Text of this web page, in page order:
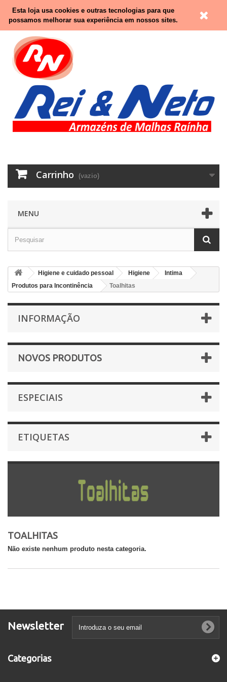
Contacte-nos
Carrinho (vazio)
MENU
Higiene e cuidado pessoal Higiene
Intima
Produtos para Incontinência
Toalhitas
INFORMAÇÃO
NOVOS PRODUTOS
ESPECIAIS
ETIQUETAS
TOALHITAS
Não existe nenhum produto nesta categoria.
Newsletter
Categorias
Esta loja usa cookies e outras tecnologias para que
possamos melhorar sua experiência em nossos sites.